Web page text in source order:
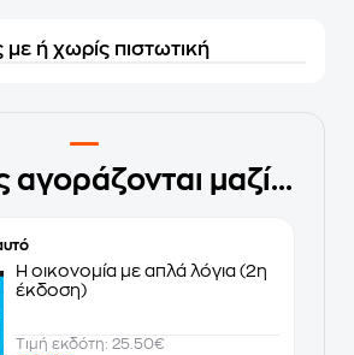
ή χωρίς πιστωτική
μαζί...
Η οικονομία με απλά λόγια (2η
έκδοση)
Τιμή εκδότη: 25.50€